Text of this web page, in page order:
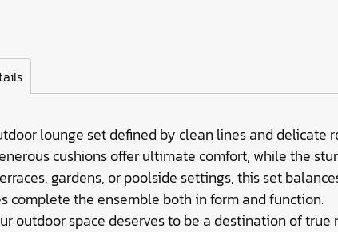
lounge set defined by clean lines and
cushions offer ultimate comfort, while the
gardens, or poolside settings, this set
complete the ensemble both in form and function.
outdoor space deserves to be a destination of true